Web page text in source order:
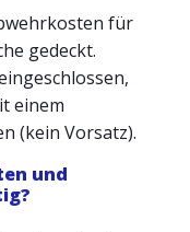
für
gedeckt.
einem
(kein Vorsatz).
und